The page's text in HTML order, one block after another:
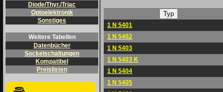
Diode/Thyr./Triac
Optoelektronik
Sonstiges
Weitere Tabellen
Datenbücher
Sockelschaltungen
Kompatibel
Preislisten
1 N 5401
1 N 5402
1 N 5403
1 N 5403 K
1 N 5404
1 N 5405